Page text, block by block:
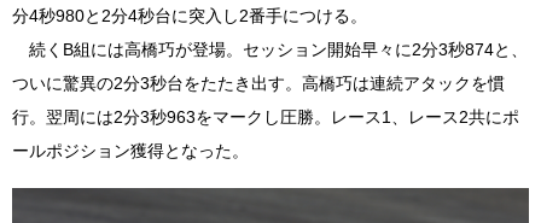
分4秒980と2分4秒台に突入し2番手につける。
続くB組には高橋巧が登場。セッション開始早々に2分3秒874と、
ついに驚異の2分3秒台をたたき出す。高橋巧は連続アタックを慣
行。翌周には2分3秒963をマークし圧勝。レース1、レース2共にポ
ールポジション獲得となった。